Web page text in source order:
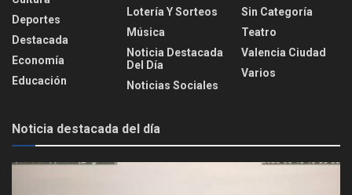
Deportes
Destacada
Economía
Educación
Lotería Y Sorteos
Música
Noticia Destacada
Del Día
Noticias Sociales
Sin Categoría
Teatro
Valencia Ciudad
Varios
Noticia destacada del día